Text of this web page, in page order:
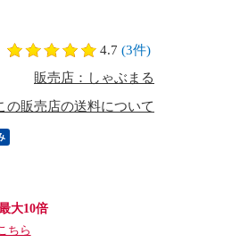
4.7 (3件)
販売店：しゃぶまる
の販売店の送料について
大10倍
ちら